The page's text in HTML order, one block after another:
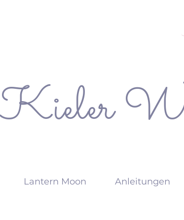
Kieler
Lantern Moon Anleitungen